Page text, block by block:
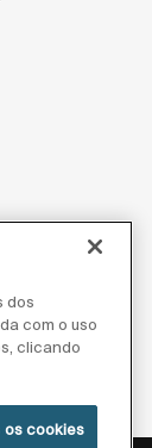
dos
com o uso
clicando
cookies